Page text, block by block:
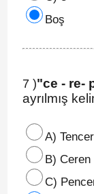
Boş
7 )"ce - re-
ayrılmış
A)
B) Ceren
C)